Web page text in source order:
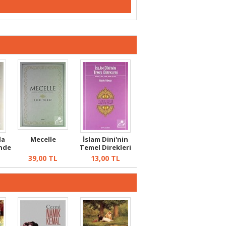
Mecelle
39,00 TL
İslam Dini'nin
Temel Direkleri
13,00 TL